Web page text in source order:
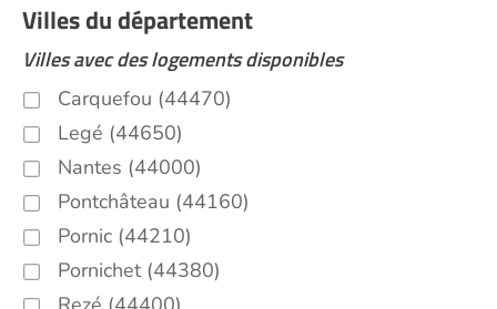
Villes du département
Villes avec des logements disponibles
Carquefou (44470)
Legé (44650)
Nantes (44000)
Pontchâteau (44160)
Pornic (44210)
Pornichet (44380)